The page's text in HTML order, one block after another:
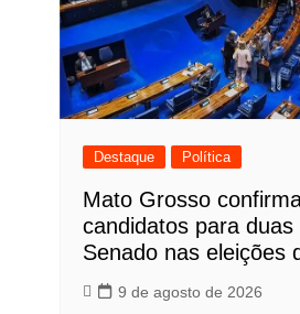
Destaque Política
Mato Grosso
candidatos para duas
Senado nas eleições
9 de agosto de 2026